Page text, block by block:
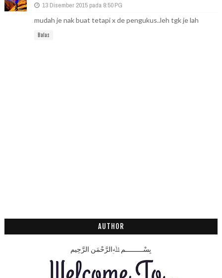
13 Disember 2015 pada 8:50 PG
mudah je nak buat tetapi x de pengukus..leh tgk je lah
Balas
AUTHOR
بِسْـــــــــمِ ﷲِالرَّحْمَنِ الرَّحِيم